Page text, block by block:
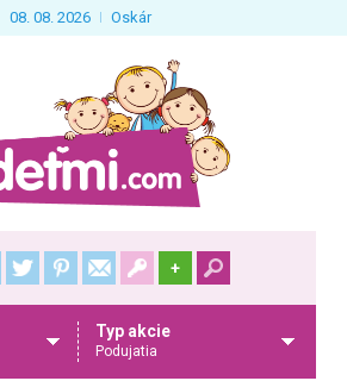
08. 08. 2026 Oskár
+
Typ akcie
Podujatia